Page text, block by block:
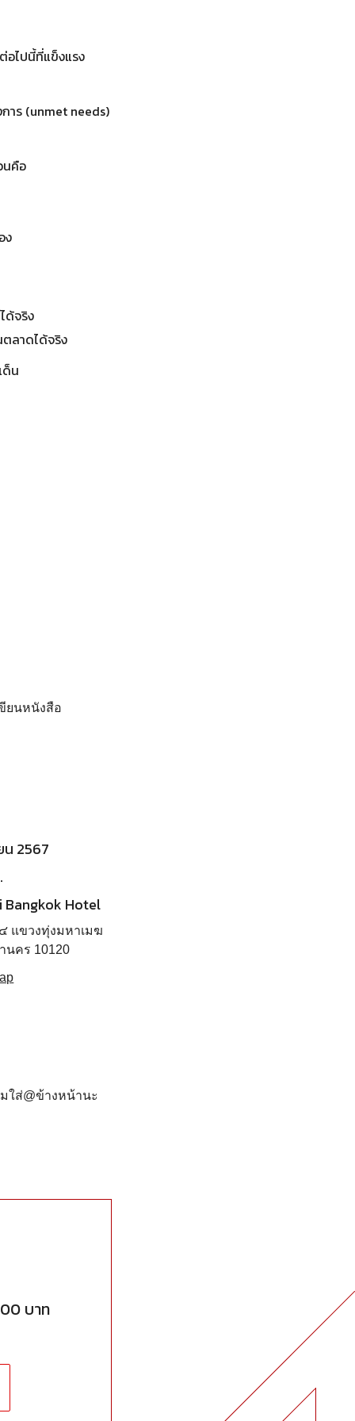
อไปนี้ที่แข็งแรง
าร (unmet needs)
นคือ
ง
ด้จริง
ลาดได้จริง
ด็น
ขียนหนังสือ
น 2567
Hotel
แขวงทุ่งมหาเมฆ
นคร 10120
ใส่@ข้างหน้านะ
บาท